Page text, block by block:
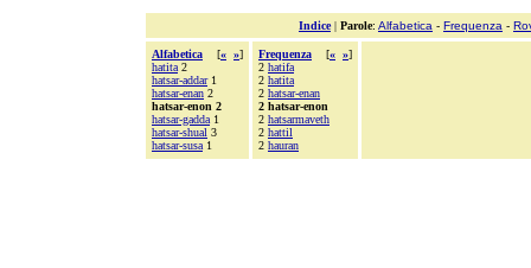
Indice| Parole: Alfabetica - Frequenza -
Alfabetica [« »]
hatita 2
hatsar-addar1
hatsar-enan 2
hatsar-enon 2
hatsar-gadda 1
hatsar-shual 3
hatsar-susa 1
Frequenza [« »]
2 hatifa
2 hatita
2 hatsar-enan
2 hatsar-enon
2 hatsarmaveth
2 hattil
2 hauran